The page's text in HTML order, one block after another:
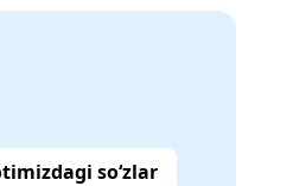
so‘zlar